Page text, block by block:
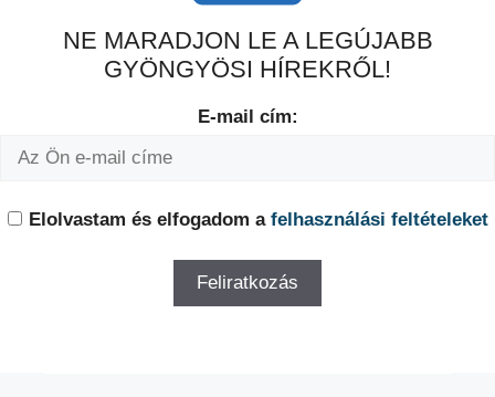
NE MARADJON LE A LEGÚJABB
GYÖNGYÖSI HÍREKRŐL!
E-mail cím:
Elolvastam és elfogadom a felhasználási feltételeket